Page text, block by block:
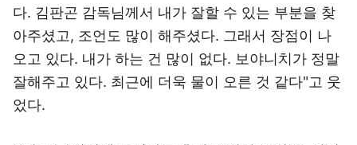
다. 김판곤 감독님께서 내가 잘할 수 있는 부분을 찾
아주셨고, 조언도 많이 해주셨다. 그래서 장점이 나
오고 있다. 내가 하는 건 많이 없다. 보야니치가 정말
잘해주고 있다. 최근에 더욱 물이 오른 것 같다"고 웃
었다.